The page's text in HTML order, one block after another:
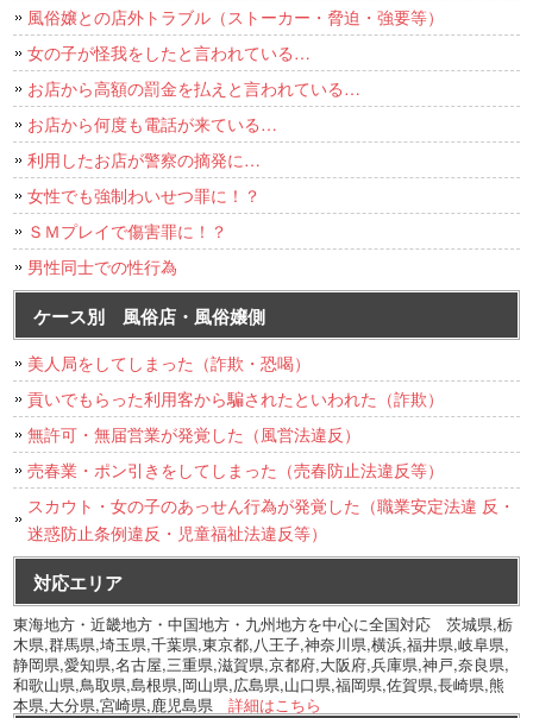
風俗嬢との店外トラブル（ストーカー・脅迫・強要等）
女の子が怪我をしたと言われている…
お店から高額の罰金を払えと言われている…
お店から何度も電話が来ている…
利用したお店が警察の摘発に…
女性でも強制わいせつ罪に！？
ＳＭプレイで傷害罪に！？
男性同士での性行為
ケース別 風俗店・風俗嬢側
美人局をしてしまった（詐欺・恐喝）
貢いでもらった利用客から騙されたといわれた（詐欺）
無許可・無届営業が発覚した（風営法違反）
売春業・ポン引きをしてしまった（売春防止法違反等）
スカウト・女の子のあっせん行為が発覚した（職業安定法違 反・
迷惑防止条例違反・児童福祉法違反等）
対応エリア
東海地方・近畿地方・中国地方・九州地方を中心に全国対応 茨城県,栃
木県,群馬県,埼玉県,千葉県,東京都,八王子,神奈川県,横浜,福井県,岐阜県,
静岡県,愛知県,名古屋,三重県,滋賀県,京都府,大阪府,兵庫県,神戸,奈良県,
和歌山県,鳥取県,島根県,岡山県,広島県,山口県,福岡県,佐賀県,長崎県,熊
本県,大分県,宮崎県,鹿児島県詳細はこちら